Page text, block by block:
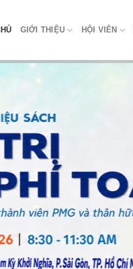
GIỚI THIỆU HỘI VIÊN